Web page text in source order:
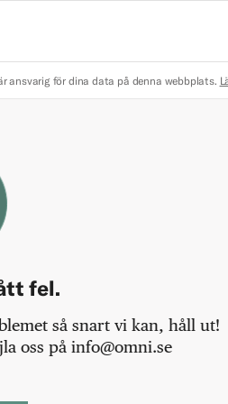
ansvarig för dina data på denna webbplats.
fel.
så snart vi kan, håll ut!
oss på info@omni.se